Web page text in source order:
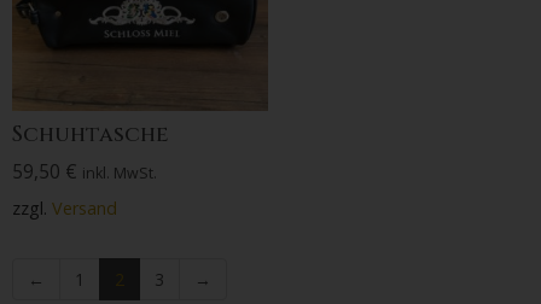
Schuhtasche
59,50 € inkl. MwSt.
zzgl. Versand
← 1 3 →